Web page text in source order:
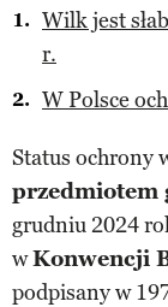
Wilk jest
r.
W Polsce
Status ochrony
przedmiotem
grudniu 2024
wKonwencji
podpisany w